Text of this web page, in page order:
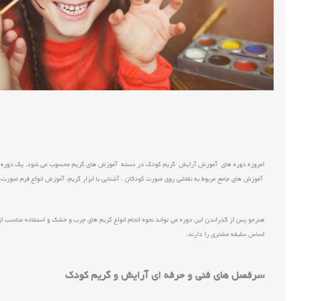
امروزه دوره های آموزش آرایش گریم کودک در دسته آموزش های گریم محسوب می شود. یک دوره
آموزش های جامع مربوط به نقاشی روی صورت کودکان ، آشنایی با ابزار گریم، آموزش انواع فرم
هنرجو پس از گذراندن این دوره می تواند نحوه انجام انواع گریم های چرب و خشک و استفاده
اساس سلیقه مشتری را دارند.
سرفصل های فنی و حرفه ای آرایش و گریم کودک